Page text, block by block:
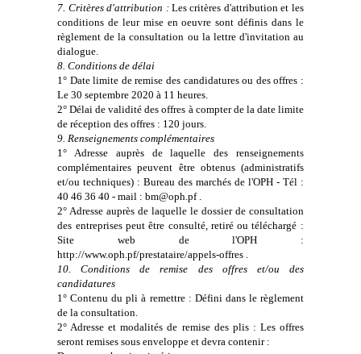
7. Critères d'attribution :Les critères d'attribution et les
conditions de leur mise en oeuvre sont définis dans le
règlement de la consultation ou la lettre d'invitation au
dialogue.
8. Conditions de délai
1° Date limite de remise des candidatures ou des offres :
Le 30 septembre 2020 à 11 heures.
2° Délai de validité des offres à compter de la date limite
de réception des offres : 120 jours.
9. Renseignements complémentaires
1° Adresse auprès de laquelle des renseignements
complémentaires peuvent être obtenus (administratifs
et/ou techniques) : Bureau des marchés de l'OPH - Tél :
40 46 36 40 - mail : bm@oph.pf .
2° Adresse auprès de laquelle le dossier de consultation
des entreprises peut être consulté, retiré ou téléchargé :
Site web de l'OPH :
http://www.oph.pf/prestataire/appels-offres .
10. Conditions de remise des offres et/ou des
candidatures
1° Contenu du pli à remettre : Défini dans le règlement
de la consultation.
2° Adresse et modalités de remise des plis : Les offres
seront remises sous enveloppe et devra contenir :